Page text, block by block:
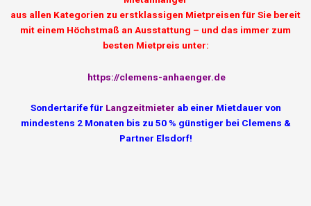
aus allen Kategorien zu erstklassigen Mietpreisen für Sie bereit
mit einem Höchstmaß an Ausstattung – und das immer zum
besten Mietpreis unter:
https://clemens-anhaenger.de
Sondertarife für Langzeitmieter ab einer Mietdauer von
mindestens 2 Monaten bis zu 50 % günstiger bei Clemens &
Partner Elsdorf!